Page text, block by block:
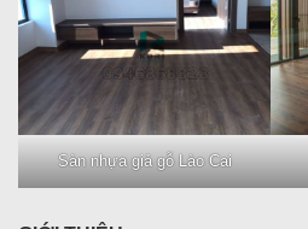
Sàn nhựa giả gỗ Lào Cai